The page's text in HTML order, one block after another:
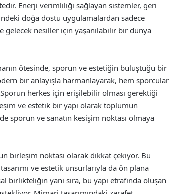
Enerji verimliliği sağlayan sistemler, geri
doğa dostu uygulamalardan sadece
gelecek nesiller için yaşanılabilir bir dünya
ötesinde, sporun ve estetiğin buluştuğu bir
bir anlayışla harmanlayarak, hem sporcular
herkes için erişilebilir olması gerektiği
ve estetik bir yapı olarak toplumun
sporun ve sanatın kesişim noktası olmaya
birleşim noktası olarak dikkat çekiyor. Bu
ve estetik unsurlarıyla da ön plana
birlikteliğin yanı sıra, bu yapı etrafında oluşan